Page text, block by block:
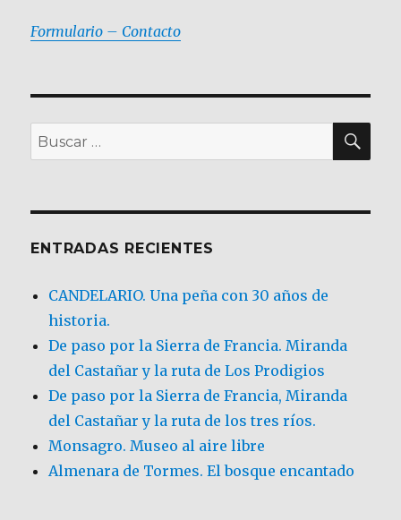
Formulario – Contacto
Buscar
por:
ENTRADAS RECIENTES
CANDELARIO. Una peña con 30 años de
historia.
De paso por la Sierra de Francia. Miranda
del Castañar y la ruta de Los Prodigios
De paso por la Sierra de Francia, Miranda
del Castañar y la ruta de los tres ríos.
Monsagro. Museo al aire libre
Almenara de Tormes. El bosque encantado